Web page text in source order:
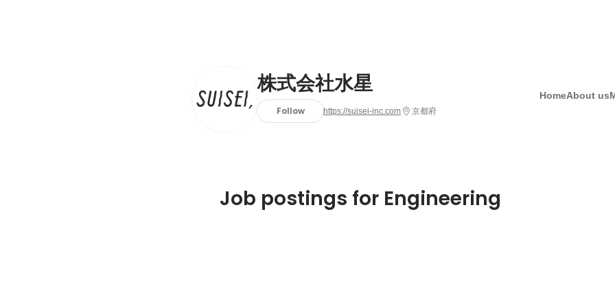
株式会社水星
Follow https://suisei-inc.com 京都府
HomeAbout us
Job postings for Engineering